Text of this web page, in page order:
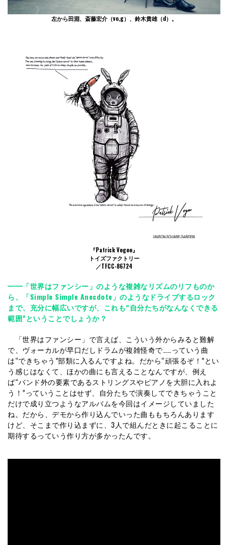
左から田淵、 斎藤宏介（vo,g）、 鈴木貴雄（d）。
『Patrick Vegee』
トイズファクトリー
／TFCC-86724
━━「世界はファンシー」のような複雑なリズムのリフものか
ら、「Simple Simple Anecdote」のようなドライブするロック
まで、充分に幅広いですが、これも“自分たちがなんなくできる
範囲”ということでしょうか？
「世界はファンシー」で言えば、こういう外からみると難解
で、ヴォーカルが早口だしドラムが複雑怪奇で……っていう曲
は“できちゃう”部類に入るんですよね。だから“頑張るぞ！”とい
う感じはなくて、ほかの曲にも言えることなんですが、例え
ば“バンド外の要素であるストリングスやピアノを大胆に入れよ
う！”っていうことはせず、自分たちで演奏してできちゃうこと
だけで成り立つようなアルバムを今回はイメージしていました
ね。だから、デモから作り込んでいった曲ももちろんあります
けど、そこまで作り込まずに、3人で組んだときに起こることに
期待するっていう作り方が多かったんです。